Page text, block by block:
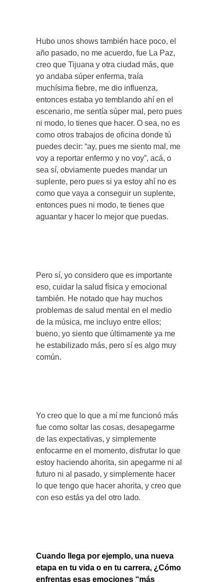
Hubo unos shows también hace poco, el
año pasado, no me acuerdo, fue La Paz,
creo que Tijuana y otra ciudad más, que
yo andaba súper enferma, traía
muchísima fiebre, me dio influenza,
entonces estaba yo temblando ahí en el
escenario, me sentía súper mal, pero pues
ni modo, lo tienes que hacer. O sea, no es
como otros trabajos de oficina donde tú
puedes decir: “ay, pues me siento mal, me
voy a reportar enfermo y no voy”, acá, o
sea sí, obviamente puedes mandar un
suplente, pero pues si ya estoy ahí no es
como que vaya a conseguir un suplente,
entonces pues ni modo, te tienes que
aguantar y hacer lo mejor que puedas.
Pero sí, yo considero que es importante
eso, cuidar la salud física y emocional
también. He notado que hay muchos
problemas de salud mental en el medio
de la música, me incluyo entre ellos;
bueno, yo siento que últimamente ya me
he estabilizado más, pero sí es algo muy
común.
Yo creo que lo que a mí me funcionó más
fue como soltar las cosas, desapegarme
de las expectativas, y simplemente
enfocarme en el momento, disfrutar lo que
estoy haciendo ahorita, sin apegarme ni al
futuro ni al pasado, y simplemente hacer
lo que tengo que hacer ahorita, y creo que
con eso estás ya del otro lado.
Cuando llega por ejemplo, una nueva
etapa en tu vida o en tu carrera, ¿Cómo
enfrentas esas emociones “más